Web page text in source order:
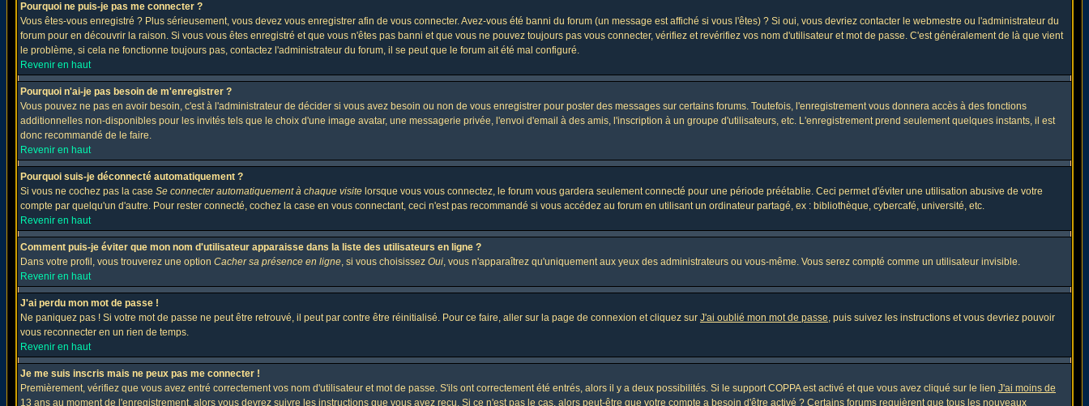
Pourquoi ne puis-je pas me connecter ?
Vous êtes-vous enregistré ? Plus sérieusement, vous devez vous enregistrer afin de vous connecter. Avez-vous été banni du forum (un message est affiché si vous l'êtes) ? Si oui, vous devriez contacter le webmestre ou l'administrateur du
forum pour en découvrir la raison. Si vous vous êtes enregistré et que vous n'êtes pas banni et que vous ne pouvez toujours pas vous connecter, vérifiez et revérifiez vos nom d'utilisateur et mot de passe. C'est généralement de là que vient
le problème, si cela ne fonctionne toujours pas, contactez l'administrateur du forum, il se peut que le forum ait été mal configuré.
Revenir en haut
Pourquoi n'ai-je pas besoin de m'enregistrer ?
Vous pouvez ne pas en avoir besoin, c'est à l'administrateur de décider si vous avez besoin ou non de vous enregistrer pour poster des messages sur certains forums. Toutefois, l'enregistrement vous donnera accès à des fonctions
additionnelles non-disponibles pour les invités tels que le choix d'une image avatar, une messagerie privée, l'envoi d'email à des amis, l'inscription à un groupe d'utilisateurs, etc. L'enregistrement prend seulement quelques instants, il est
donc recommandé de le faire.
Revenir en haut
Pourquoi suis-je déconnecté automatiquement ?
Si vous ne cochez pas la case Se connecter automatiquement à chaque visite lorsque vous vous connectez, le forum vous gardera seulement connecté pour une période préétablie. Ceci permet d'éviter une utilisation abusive de votre
compte par quelqu'un d'autre. Pour rester connecté, cochez la case en vous connectant, ceci n'est pas recommandé si vous accédez au forum en utilisant un ordinateur partagé, ex : bibliothèque, cybercafé, université, etc.
Revenir en haut
Comment puis-je éviter que mon nom d'utilisateur apparaisse dans la liste des utilisateurs en ligne ?
Dans votre profil, vous trouverez une option Cacher sa présence en ligne, si vous choisissez Oui, vous n'apparaîtrez qu'uniquement aux yeux des administrateurs ou vous-même. Vous serez compté comme un utilisateur invisible.
Revenir en haut
J'ai perdu mon mot de passe !
Ne paniquez pas ! Si votre mot de passe ne peut être retrouvé, il peut par contre être réinitialisé. Pour ce faire, aller sur la page de connexion et cliquez sur J'ai oublié mon mot de passe, puis suivez les instructions et vous devriez pouvoir
vous reconnecter en un rien de temps.
Revenir en haut
Je me suis inscris mais ne peux pas me connecter !
Premièrement, vérifiez que vous avez entré correctement vos nom d'utilisateur et mot de passe. S'ils ont correctement été entrés, alors il y a deux possibilités. Si le support COPPA est activé et que vous avez cliqué sur le lien J'ai moins de
13 ans au moment de l'enregistrement, alors vous devrez suivre les instructions que vous avez reçu. Si ce n'est pas le cas, alors peut-être que votre compte a besoin d'être activé ? Certains forums requièrent que tous les nouveaux